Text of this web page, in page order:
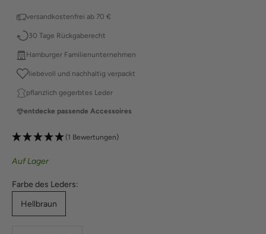
versandkostenfrei ab 70 €
30 Tage Rückgaberecht
Hamburger Familienunternehmen
liebevoll und nachhaltig verpackt
pflanzlich gegerbtes Leder
entdecke passende Accessoires
(1 Bewertungen)
Auf Lager
Farbe des Leders:
Hellbraun